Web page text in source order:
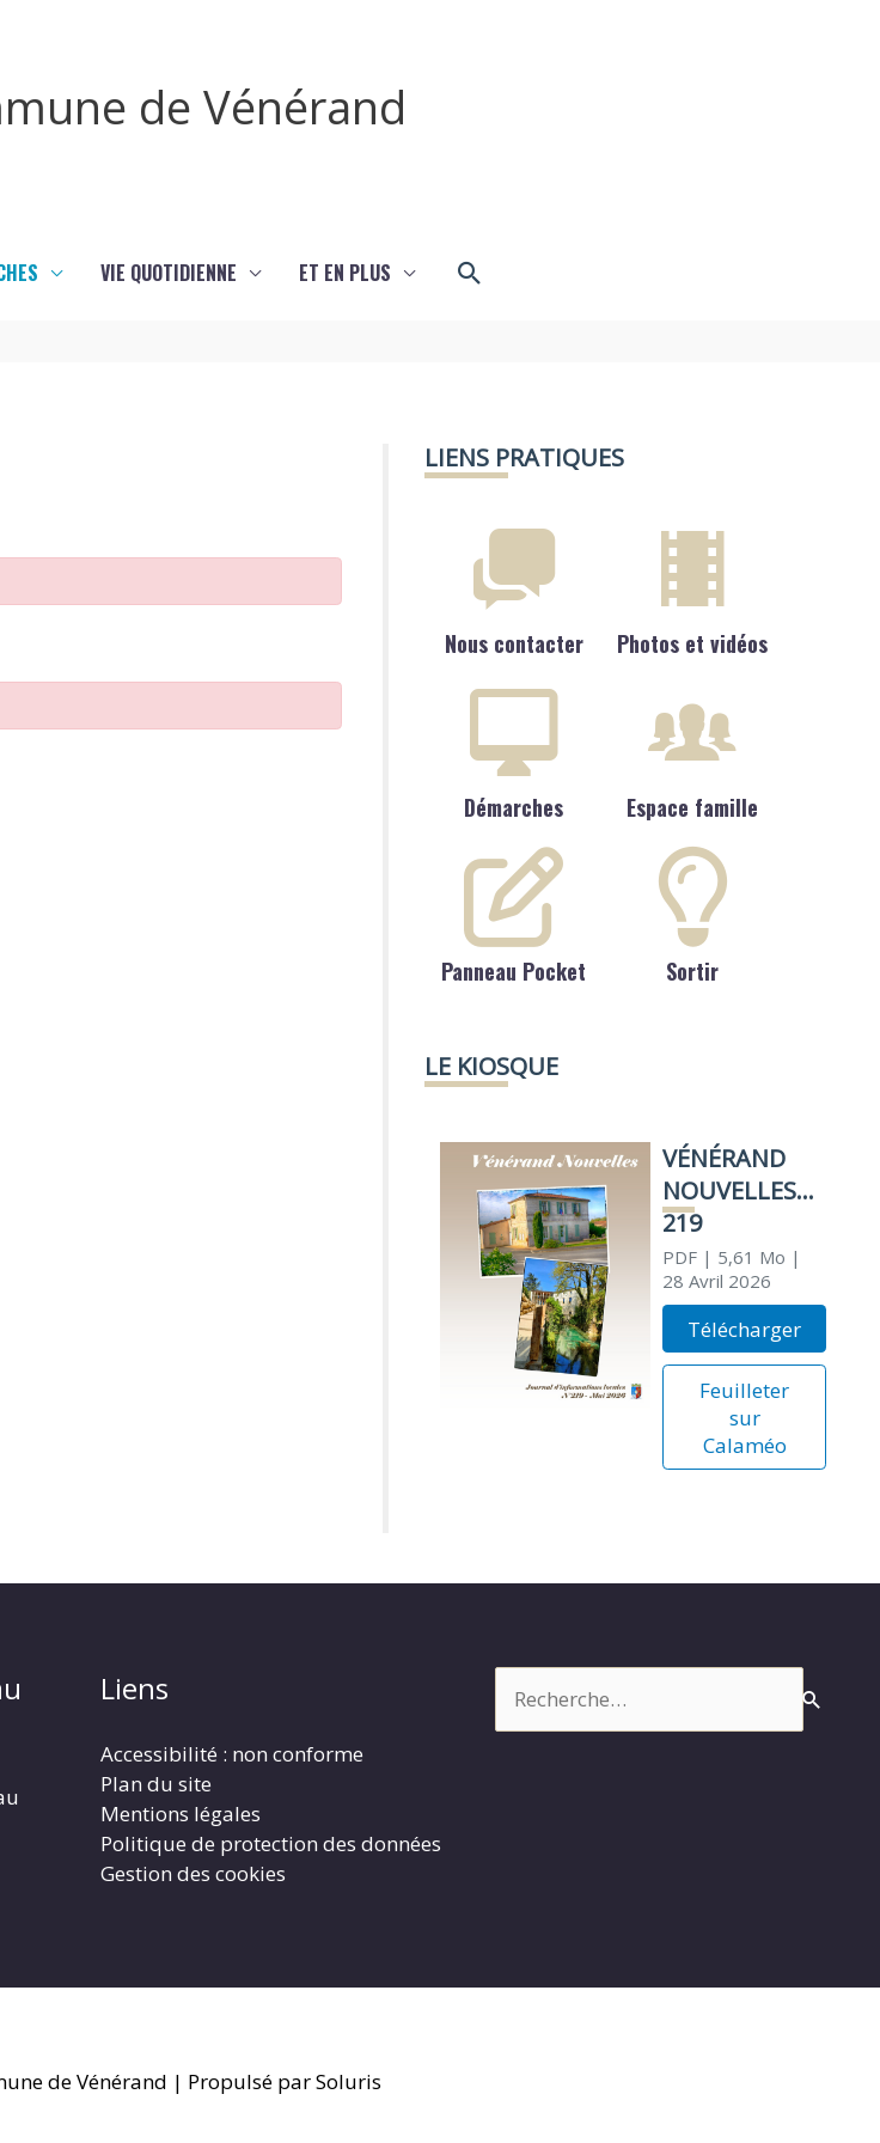
de Vénérand
VIE QUOTIDIENNE ET EN PLUS Rechercher
LIENS PRATIQUES
Nous contacter Photos et vidéos
Démarches Espace famille
Panneau Pocket Sortir
LE KIOSQUE
VÉNÉRAND
NOUVELLES
219
PDF| 5,61 Mo |
28 Avril 2026
Télécharger
Feuilleter
sur
Calaméo
Liens
Accessibilité : non conforme
Plan du site
Mentions légales
Politique de protection des données
Gestion des cookies
de Vénérand | Propulsé par Soluris